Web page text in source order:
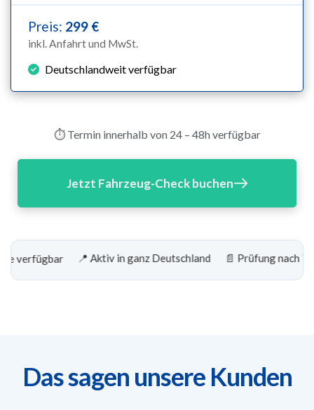
Preis: 299 €
inkl. Anfahrt und MwSt.
Deutschlandweit verfügbar
⏱️ Termin innerhalb von 24 – 48h verfügbar
Jetzt Fahrzeug-Check buchen
📍 Aktiv in ganz Deutschland 📄 Prüfung nach TÜV-
Das sagen unsere Kunden